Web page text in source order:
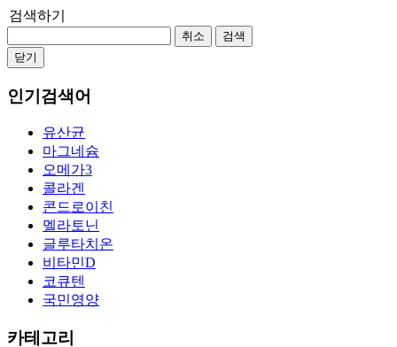
검색하기
취소
검색
닫기
인기검색어
유산균
마그네슘
오메가3
콜라겐
콘드로이친
멜라토닌
글루타치온
비타민D
코큐텐
국민영양
카테고리